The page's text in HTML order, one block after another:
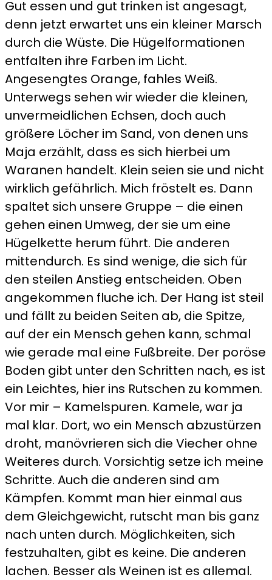
Gut essen und gut trinken ist angesagt,
denn jetzt erwartet uns ein kleiner Marsch
durch die Wüste. Die Hügelformationen
entfalten ihre Farben im Licht.
Angesengtes Orange, fahles Weiß.
Unterwegs sehen wir wieder die kleinen,
unvermeidlichen Echsen, doch auch
größere Löcher im Sand, von denen uns
Maja erzählt, dass es sich hierbei um
Waranen handelt. Klein seien sie und nicht
wirklich gefährlich. Mich fröstelt es. Dann
spaltet sich unsere Gruppe – die einen
gehen einen Umweg, der sie um eine
Hügelkette herum führt. Die anderen
mittendurch. Es sind wenige, die sich für
den steilen Anstieg entscheiden. Oben
angekommen fluche ich. Der Hang ist steil
und fällt zu beiden Seiten ab, die Spitze,
auf der ein Mensch gehen kann, schmal
wie gerade mal eine Fußbreite. Der poröse
Boden gibt unter den Schritten nach, es ist
ein Leichtes, hier ins Rutschen zu kommen.
Vor mir – Kamelspuren. Kamele, war ja
mal klar. Dort, wo ein Mensch abzustürzen
droht, manövrieren sich die Viecher ohne
Weiteres durch. Vorsichtig setze ich meine
Schritte. Auch die anderen sind am
Kämpfen. Kommt man hier einmal aus
dem Gleichgewicht, rutscht man bis ganz
nach unten durch. Möglichkeiten, sich
festzuhalten, gibt es keine. Die anderen
lachen. Besser als Weinen ist es allemal.